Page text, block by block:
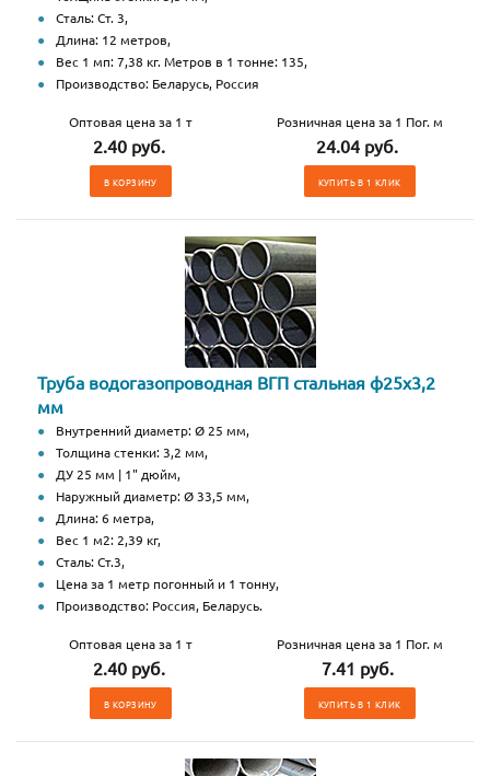
Сталь: Ст. 3,
Длина: 12 метров,
Вес 1 мп: 7,38 кг. Метров в 1 тонне: 135,
Производство: Беларусь, Россия
Оптовая цена за 1 т
2.40 руб.
В КОРЗИНУ
Розничная цена за 1 Пог. м
24.04 руб.
КУПИТЬ В 1 КЛИК
Труба водогазопроводная ВГП стальная ф25х3,2
мм
Внутренний диаметр: Ø 25 мм,
Толщина стенки: 3,2 мм,
ДУ 25 мм | 1" дюйм,
Наружный диаметр: Ø 33,5 мм,
Длина: 6 метра,
Вес 1 м2: 2,39 кг,
Сталь: Ст.3,
Цена за 1 метр погонный и 1 тонну,
Производство: Россия, Беларусь.
Оптовая цена за 1 т
2.40 руб.
В КОРЗИНУ
Розничная цена за 1 Пог. м
7.41 руб.
КУПИТЬ В 1 КЛИК